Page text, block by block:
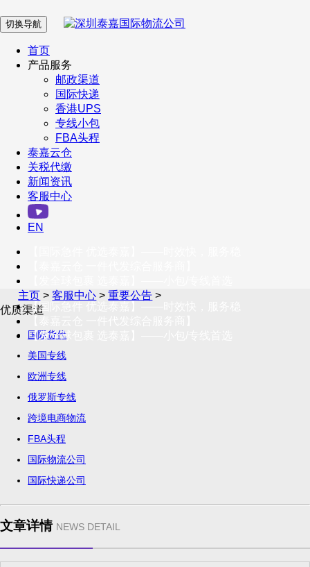
在 线 客 服
企业微信
订阅号
客户服务热线
400-098-5699
联系我们
切换导航
首页
产品服务
邮政渠道
国际快递
香港UPS
专线小包
FBA头程
泰嘉云仓
关税代缴
新闻资讯
客服中心
EN
【国际急件 优选泰嘉】——时效快，服务稳
【发全球包裹 选泰嘉】——小包/专线首选
主页 >客服中心 >重要公告 >
优质渠道
国际货代
美国专线
欧洲专线
俄罗斯专线
跨境电商物流
FBA头程
国际物流公司
国际快递公司
文章详情 NEWS DETAIL